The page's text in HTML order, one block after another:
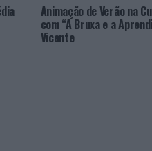
Animação de Verão na
com “A Bruxa e a
Vicente